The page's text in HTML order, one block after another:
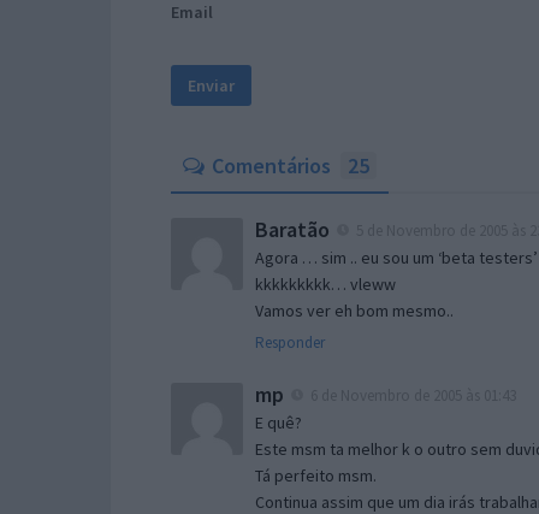
Email
Comentários 25
Baratão
Agora … sim .. eu sou um ‘beta testers’
kkkkkkkkk… vleww
Vamos ver eh bom mesmo..
Responder
mp
E quê?
Este msm ta melhor k o outro sem
Tá perfeito msm.
Continua assim que um dia irás